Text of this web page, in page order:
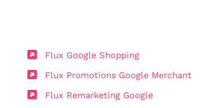
Flux Google Shopping
Flux Promotions Google Merchant
Flux Remarketing Google